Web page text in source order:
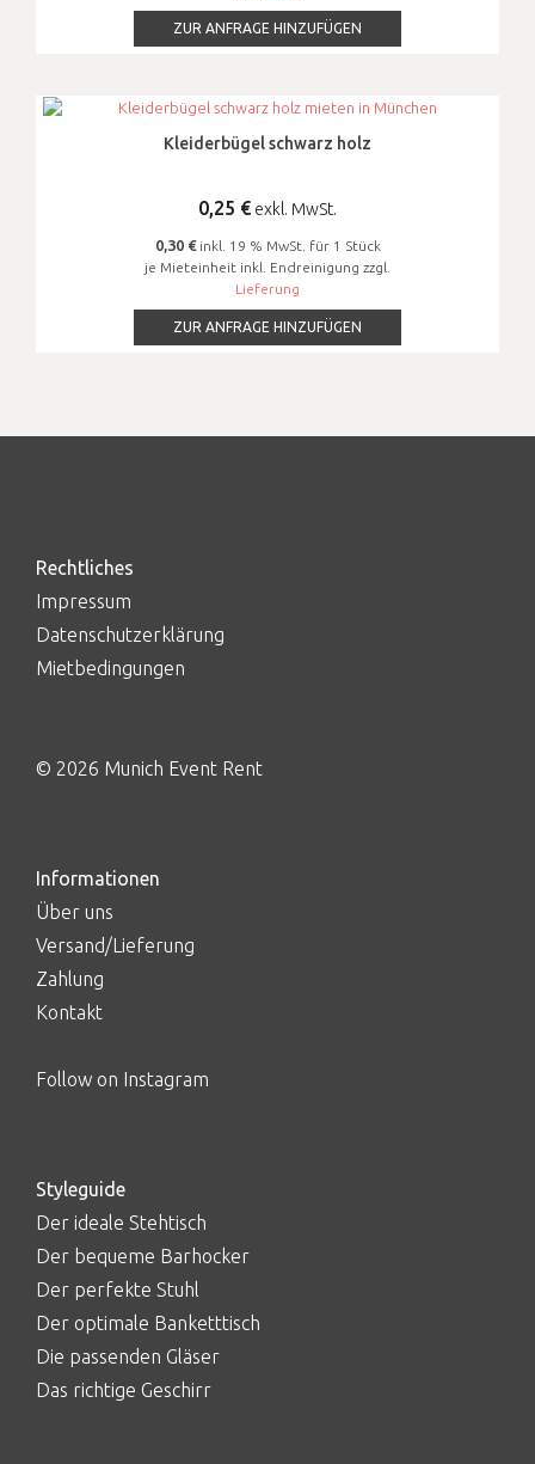
ZUR ANFRAGE HINZUFÜGEN
Kleiderbügel schwarz holz
0,25 € exkl. MwSt.
0,30 €inkl. 19 % MwSt. für 1 Stück
je Mieteinheit inkl. Endreinigung zzgl.
Lieferung
ZUR ANFRAGE HINZUFÜGEN
Rechtliches
Impressum
Datenschutzerklärung
Mietbedingungen
© 2026 Munich Event Rent
Informationen
Über uns
Versand/Lieferung
Zahlung
Kontakt
Follow on Instagram
Styleguide
Der ideale Stehtisch
Der bequeme Barhocker
Der perfekte Stuhl
Der optimale Banketttisch
Die passenden Gläser
Das richtige Geschirr